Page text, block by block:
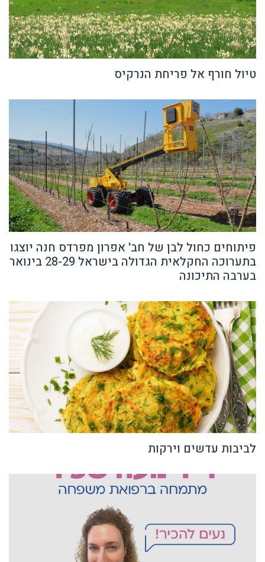
טיול חורף אל פריחת הנרקיס
פיתוחים כחול לבן של חב' אפרון מפרדס חנה יוצגו
בתערוכה החקלאית הגדולה בישראל 28-29 בינואר
בערבה התיכונה
לביבות עדשים וירקות